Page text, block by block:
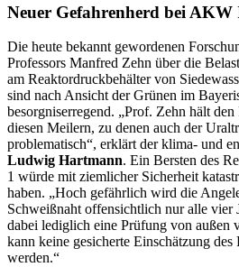
Neuer Gefahrenherd bei AKW
Die heute bekannt gewordenen
Professors Manfred Zehn über die
am Reaktordruckbehälter von
sind nach Ansicht der Grünen im
besorgniserregend. „Prof. Zehn hält
diesen Meilern, zu denen auch der
problematisch“, erklärt der klima- und
Ludwig Hartmann. Ein Bersten des
1 würde mit ziemlicher Sicherheit
haben. „Hoch gefährlich wird die
Schweißnaht offensichtlich nur alle vier
dabei lediglich eine Prüfung von außen
kann keine gesicherte Einschätzung
werden.“